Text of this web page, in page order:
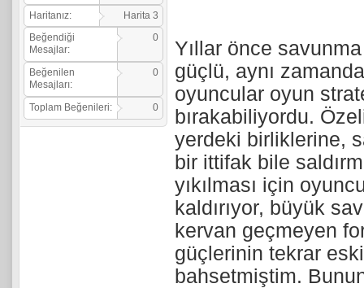
Haritanız:
Harita 3
Beğendiği
Mesajlar:
0
Beğenilen
Mesajları:
0
Toplam Beğenileri: 0
Yıllar önce
güçlü, aynı
oyuncular oyun
bırakabiliyordu.
yerdeki birliklerine,
bir ittifak bile
yıkılması için
kaldırıyor, büyük
kervan geçmeyen
güçlerinin tekrar
bahsetmiştim.